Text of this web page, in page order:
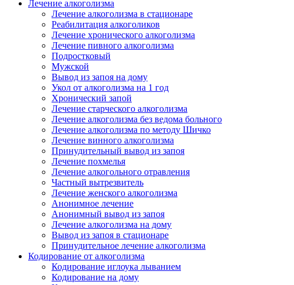
Лечение алкоголизма
Лечение алкоголизма в стационаре
Реабилитация алкоголиков
Лечение хронического алкоголизма
Лечение пивного алкоголизма
Подростковый
Мужской
Вывод из запоя на дому
Укол от алкоголизма на 1 год
Хронический запой
Лечение старческого алкоголизма
Лечение алкоголизма без ведома больного
Лечение алкоголизма по методу Шичко
Лечение винного алкоголизма
Принудительный вывод из запоя
Лечение похмелья
Лечение алкогольного отравления
Частный вытрезвитель
Лечение женского алкоголизма
Анонимное лечение
Анонимный вывод из запоя
Лечение алкоголизма на дому
Вывод из запоя в стационаре
Принудительное лечение алкоголизма
Кодирование от алкоголизма
Кодирование иглоука лыванием
Кодирование на дому